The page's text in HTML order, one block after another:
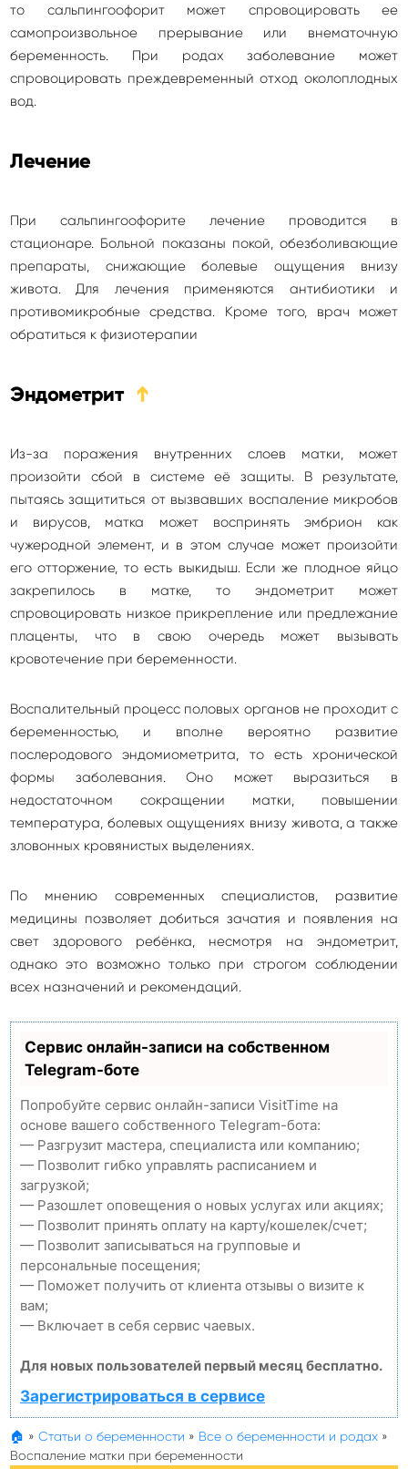
то сальпингоофорит может спровоцировать ее
самопроизвольное прерывание или внематочную
беременность. При родах заболевание может
спровоцировать преждевременный отход околоплодных
вод.
Лечение
При сальпингоофорите лечение проводится в
стационаре. Больной показаны покой, обезболивающие
препараты, снижающие болевые ощущения внизу
живота. Для лечения применяются антибиотики и
противомикробные средства. Кроме того, врач может
обратиться к физиотерапии
Эндометрит ➔
Из-за поражения внутренних слоев матки, может
произойти сбой в системе её защиты. В результате,
пытаясь защититься от вызвавших воспаление микробов
и вирусов, матка может воспринять эмбрион как
чужеродной элемент, и в этом случае может произойти
его отторжение, то есть выкидыш. Если же плодное яйцо
закрепилось в матке, то эндометрит может
спровоцировать низкое прикрепление или предлежание
плаценты, что в свою очередь может вызывать
кровотечение при беременности.
Воспалительный процесс половых органов не проходит с
беременностью, и вполне вероятно развитие
послеродового эндомиометрита, то есть хронической
формы заболевания. Оно может выразиться в
недостаточном сокращении матки, повышении
температура, болевых ощущениях внизу живота, а также
зловонных кровянистых выделениях.
По мнению современных специалистов, развитие
медицины позволяет добиться зачатия и появления на
свет здорового ребёнка, несмотря на эндометрит,
однако это возможно только при строгом соблюдении
всех назначений и рекомендаций.
Сервис онлайн-записи на собственном
Telegram-боте
Попробуйте сервис онлайн-записи VisitTime на
основе вашего собственного Telegram-бота:
— Разгрузит мастера, специалиста или компанию;
— Позволит гибко управлять расписанием и
загрузкой;
— Разошлет оповещения о новых услугах или акциях;
— Позволит принять оплату на карту/кошелек/счет;
— Позволит записываться на групповые и
персональные посещения;
— Поможет получить от клиента отзывы о визите к
вам;
— Включает в себя сервис чаевых.
Для новых пользователей первый месяц бесплатно.
Зарегистрироваться в сервисе
🏠 » Статьи о беременности » Все о беременности и родах »
Воспаление матки при беременности